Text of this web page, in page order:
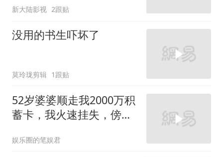
新大陆影视 2跟贴
没用的书生吓坏了
莫玲珑剪辑 1跟贴
52岁婆婆顺走我2000万积
蓄卡，我火速挂失，傍晚
接完电话脸色惨白
娱乐圈的笔娱君